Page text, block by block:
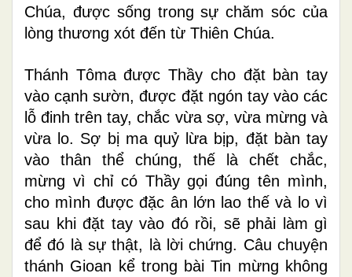
Chúa, được sống trong sự chăm sóc của
lòng thương xót đến từ Thiên Chúa.
Thánh Tôma được Thầy cho đặt bàn tay
vào cạnh sườn, được đặt ngón tay vào các
lỗ đinh trên tay, chắc vừa sợ, vừa mừng và
vừa lo. Sợ bị ma quỷ lừa bịp, đặt bàn tay
vào thân thể chúng, thế là chết chắc,
mừng vì chỉ có Thầy gọi đúng tên mình,
cho mình được đặc ân lớn lao thế và lo vì
sau khi đặt tay vào đó rồi, sẽ phải làm gì
để đó là sự thật, là lời chứng. Câu chuyện
thánh Gioan kể trong bài Tin mừng không